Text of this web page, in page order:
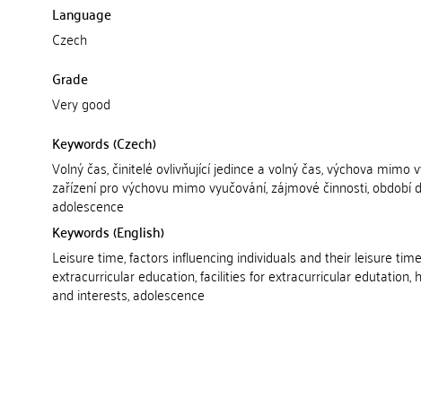
Language
Czech
Grade
Very good
Keywords (Czech)
Volný čas, činitelé ovlivňující jedince a volný čas, výchova mimo
zařízení pro výchovu mimo vyučování, zájmové činnosti, období
adolescence
Keywords (English)
Leisure time, factors influencing individuals and their leisure
extracurricular education, facilities for extracurricular edutation,
and interests, adolescence